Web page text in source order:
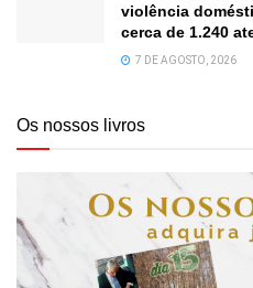
violência
cerca de 1.240
7 DE AGOSTO, 2026
Os nossos livros